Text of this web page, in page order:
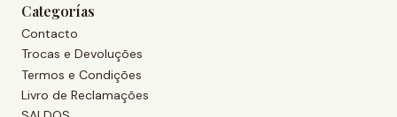
Categorías
Contacto
Trocas e Devoluções
Termos e Condições
Livro de Reclamações